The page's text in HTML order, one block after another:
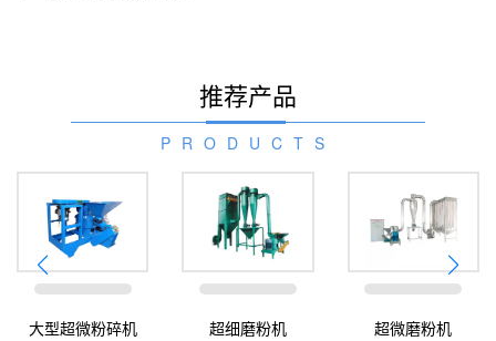
推荐产品
PRODUCTS
大型超微粉碎机 超细磨粉机 超微磨粉机